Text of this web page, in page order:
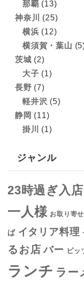
那覇 (13)
神奈川
(25)
横浜 (12)
横須賀・葉山
茨城 (2)
大子 (1)
長野 (7)
軽井沢 (5)
静岡 (11)
掛川
(1)
ジャンル
23時過ぎ入店
一人様 お取り寄
ば イタリア料理
るお店 バー ピッ
ランチ ラー